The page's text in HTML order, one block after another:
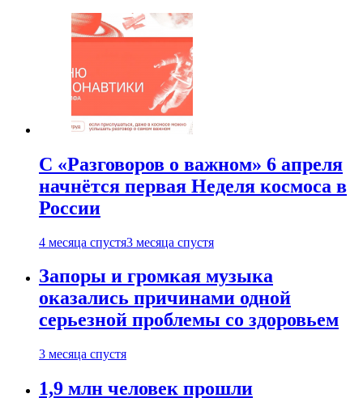
С «Разговоров о важном» 6 апреля
начнётся первая Неделя космоса в
России
4 месяца спустя3 месяца спустя
Запоры и громкая музыка
оказались причинами одной
серьезной проблемы со здоровьем
3 месяца спустя
1,9 млн человек прошли